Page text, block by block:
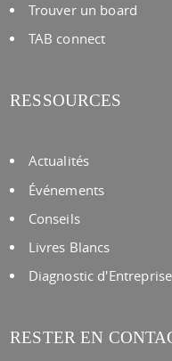
Trouver un board
TAB connect
RESSOURCES
Actualités
Événements
Conseils
Livres Blancs
Diagnostic d'Entreprise
RESTER EN